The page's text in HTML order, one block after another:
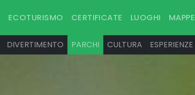
ECOTURISMO CERTIFICATE LUOGHI MAPPE
DIVERTIMENTO PARCHI CULTURA ESPERIENZE